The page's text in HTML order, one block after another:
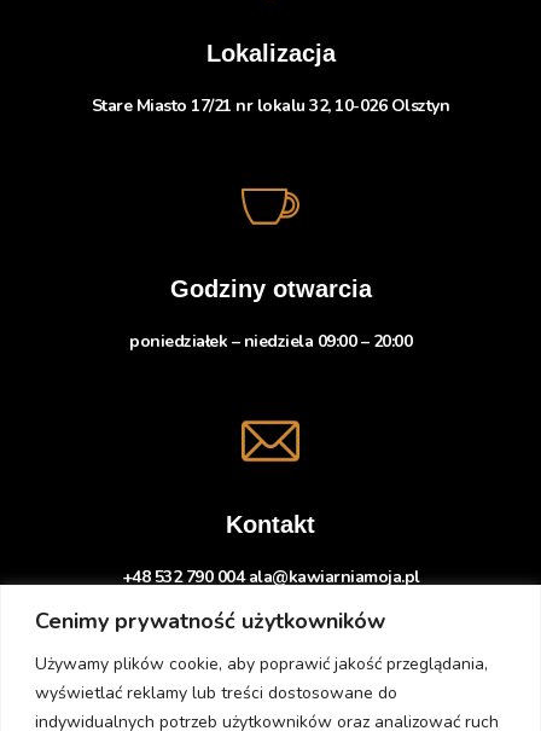
Cenimy prywatność użytkowników
Używamy plików cookie, aby poprawić jakość przeglądania,
wyświetlać reklamy lub treści dostosowane do
indywidualnych potrzeb użytkowników oraz analizować ruch
Lokalizacja
Stare Miasto 17/21 nr lokalu 32, 10-026 Olsztyn
Godziny otwarcia
poniedziałek – niedziela 09:00 – 20:00
Kontakt
+48 532 790 004 ala@kawiarniamoja.pl